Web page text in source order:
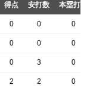
得点 安打数 本塁打数
0 0 0
0 0 0
0 3 0
2 2 0